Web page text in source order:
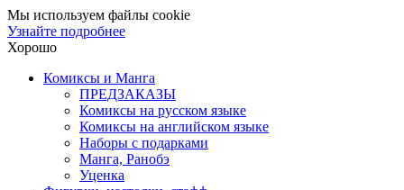
Мы используем файлы cookie
Узнайте подробнее
Хорошо
Комиксы и Манга
ПРЕДЗАКАЗЫ
Комиксы на русском языке
Комиксы на английском языке
Наборы с подарками
Манга, Ранобэ
Уценка